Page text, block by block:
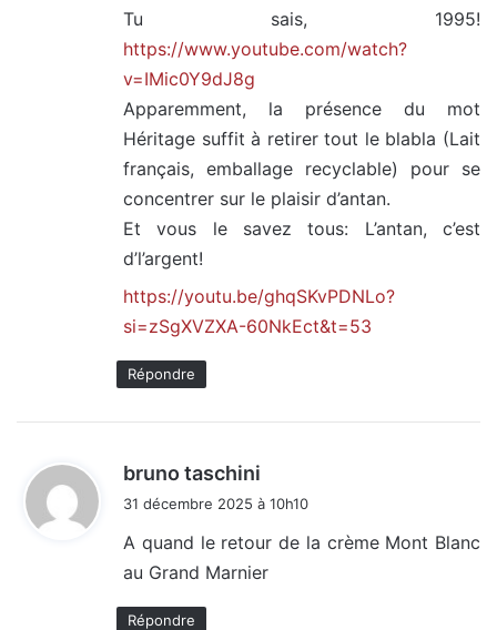
Tu sais, 1995!
https://www.youtube.com/watch?
v=IMic0Y9dJ8g
Apparemment, la présence du mot
Héritage suffit à retirer tout le blabla (Lait
français, emballage recyclable) pour se
concentrer sur le plaisir d’antan.
Et vous le savez tous: L’antan, c’est
d’l’argent!
https://youtu.be/ghqSKvPDNLo?
si=zSgXVZXA-60NkEct&t=53
Répondre
bruno taschini
:
31 décembre 2025 à 10h10
A quand le retour de la crème Mont Blanc
au Grand Marnier
Répondre